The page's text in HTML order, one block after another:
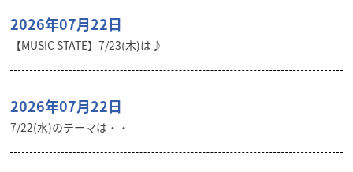
2026年07月22日
【MUSIC STATE】7/23(木)は♪
2026年07月22日
7/22(水)のテーマは・・